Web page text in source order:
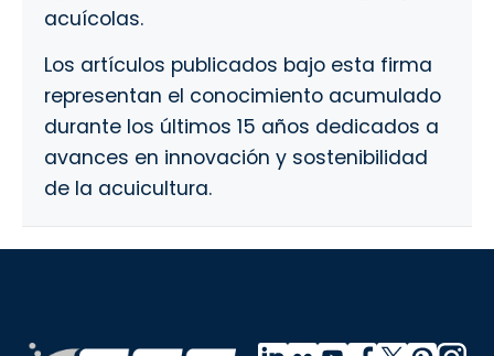
acuícolas.
Los artículos publicados bajo esta firma
representan el conocimiento acumulado
durante los últimos 15 años dedicados a
avances en innovación y sostenibilidad
de la acuicultura.